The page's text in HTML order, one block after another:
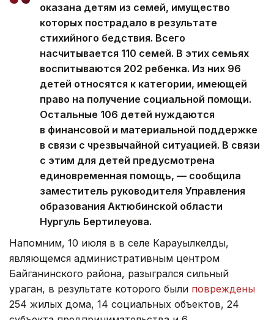
оказана детям из семей, имущество
которых пострадало в результате
стихийного бедствия. Всего
насчитывается 110 семей. В этих семьях
воспитываются 202 ребенка. Из них 96
детей относятся к категории, имеющей
право на получение социальной помощи.
Остальные 106 детей нуждаются
в финансовой и материальной поддержке
в связи с чрезвычайной ситуацией. В связи
с этим для детей предусмотрена
единовременная помощь, — сообщила
заместитель руководителя Управления
образования Актюбинской области
Нургуль Бертилеуова.
Напомним, 10 июля в в селе Карауылкелды,
являющемся административным центром
Байганинского района, разыгрался сильный
ураган, в результате которого были повреждены
254 жилых дома, 14 социальных объектов, 24